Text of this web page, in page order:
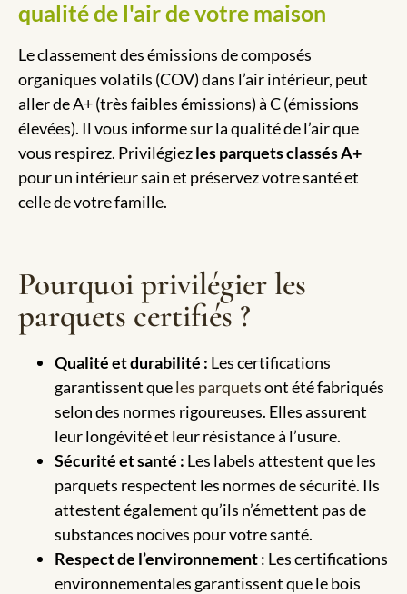
qualité de l'air de votre maison
Le classement des émissions de composés
organiques volatils (COV) dans l’air intérieur, peut
aller de A+ (très faibles émissions) à C (émissions
élevées). Il vous informe sur la qualité de l’air que
vous respirez. Privilégiezles parquets classés A+
pour un intérieur sain et préservez votre santé et
celle de votre famille.
Pourquoi privilégier les
parquets certifiés ?
Qualité et durabilité : Les certifications
garantissent queles parquetsont été fabriqués
selon des normes rigoureuses. Elles assurent
leur longévité et leur résistance à l’usure.
Sécurité et santé : Les labels attestent que les
parquets respectent les normes de sécurité. Ils
attestent également qu’ils n’émettent pas de
substances nocives pour votre santé.
Respect de l’environnement: Les certifications
environnementales garantissent que le bois